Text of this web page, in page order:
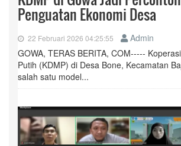
Penguatan Ekonomi Desa
22 Februari 2026 04:25:55
Admin
GOWA, TERAS BERITA, COM-----
Putih (KDMP) di Desa Bone, Kecamatan
salah satu model...